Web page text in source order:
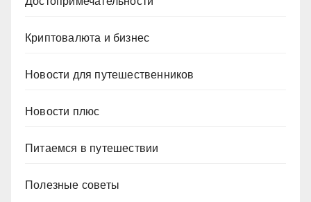
Криптовалюта и бизнес
Новости для путешественников
Новости плюс
Питаемся в путешествии
Полезные советы